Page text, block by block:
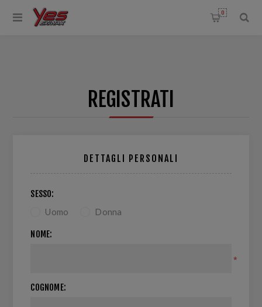
0
REGISTRATI
DETTAGLI PERSONALI
SESSO:
Uomo Donna
NOME:
*
COGNOME: